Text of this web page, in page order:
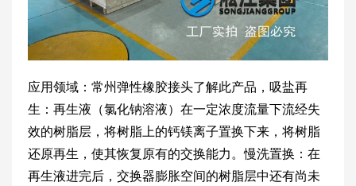
应用领域：常州弹性橡胶接头了解此产品，吸盐再
生：再生液（氯化钠溶液）在一定浓度流量下流经失
效的树脂层，将树脂上的钙镁离子置换下来，将树脂
还原再生，使其恢复原有的交换能力。慢洗置换：在
再生液进完后，交换器膨胀空间的树脂层中还有尚未